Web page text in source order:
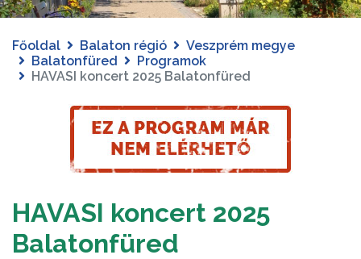
Főoldal Balaton régió
Veszprém megye
Balatonfüred
Programok
HAVASI koncert 2025 Balatonfüred
HAVASI koncert 2025
Balatonfüred